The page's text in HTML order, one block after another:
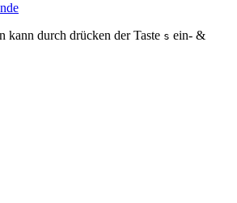
kann durch drücken der Taste s ein- &